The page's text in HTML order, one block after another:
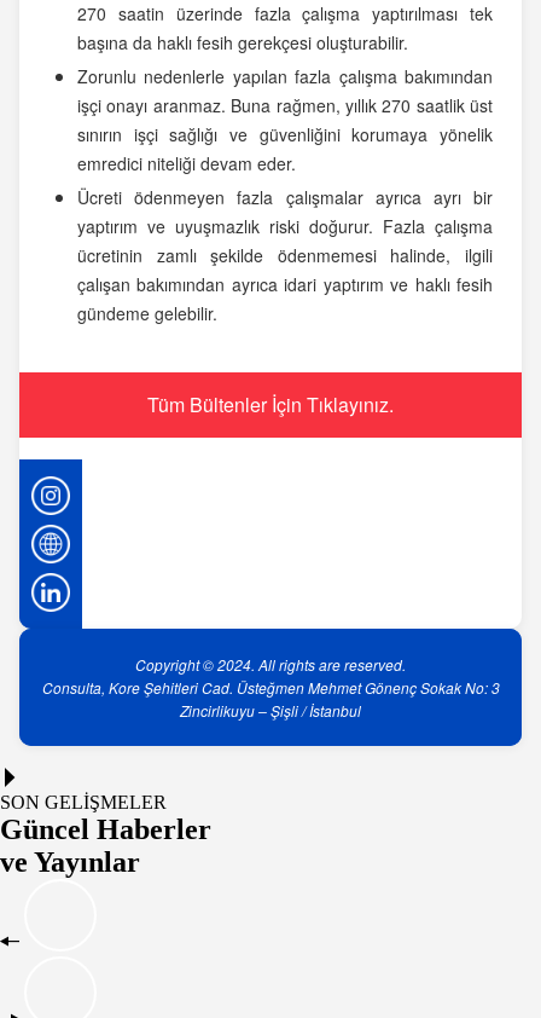
270 saatin üzerinde fazla çalışma yaptırılması tek
başına da haklı fesih gerekçesi oluşturabilir.
Zorunlu nedenlerle yapılan fazla çalışma bakımından
işçi onayı aranmaz. Buna rağmen, yıllık 270 saatlik üst
sınırın işçi sağlığı ve güvenliğini korumaya yönelik
emredici niteliği devam eder.
Ücreti ödenmeyen fazla çalışmalar ayrıca ayrı bir
yaptırım ve uyuşmazlık riski doğurur. Fazla çalışma
ücretinin zamlı şekilde ödenmemesi halinde, ilgili
çalışan bakımından ayrıca idari yaptırım ve haklı fesih
gündeme gelebilir.
Tüm Bültenler İçin Tıklayınız.
Copyright © 2024. All rights are reserved.
Consulta, Kore Şehitleri Cad. Üsteğmen Mehmet Gönenç Sokak No: 3
Zincirlikuyu – Şişli / İstanbul
SON GELİŞMELER
Güncel Haberler
ve Yayınlar